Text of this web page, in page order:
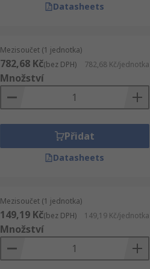
Datasheets
Mezisoučet (1 jednotka)
782,68 Kč(bez DPH) 782,68 Kč/jednotka
Množství
Přidat
Datasheets
Mezisoučet (1 jednotka)
149,19 Kč(bez DPH) 149,19 Kč/jednotka
Množství